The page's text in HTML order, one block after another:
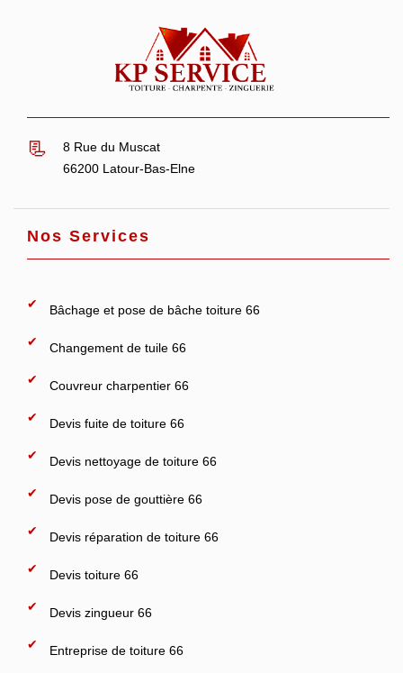
8 Rue du Muscat
66200 Latour-Bas-Elne
Nos Services
Bâchage et pose de bâche toiture 66
Changement de tuile 66
Couvreur charpentier 66
Devis fuite de toiture 66
Devis nettoyage de toiture 66
Devis pose de gouttière 66
Devis réparation de toiture 66
Devis toiture 66
Devis zingueur 66
Entreprise de toiture 66